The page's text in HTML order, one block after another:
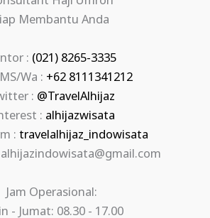
Membantu Anda
: (021) 8265-3335
Wa : +62 8111341212
: @TravelAlhijaz
: alhijazwisata
: travelalhijaz_indowisata
Jam Operasional:
- Jumat: 08.30 - 17.00